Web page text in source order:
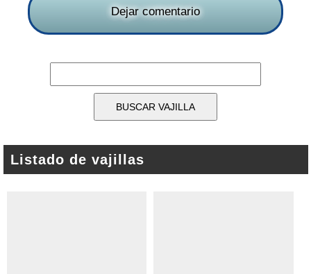
Dejar comentario
Listado de vajillas